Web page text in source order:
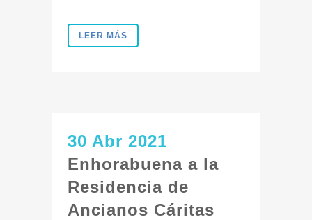
LEER MÁS
30 Abr 2021
Enhorabuena a la
Residencia de
Ancianos Cáritas